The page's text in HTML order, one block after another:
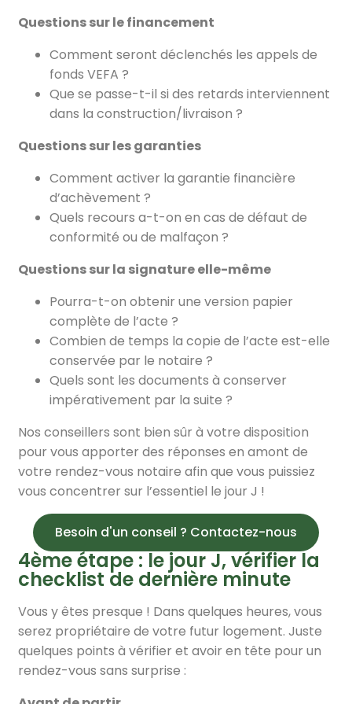
Questions sur le financement
Comment seront déclenchés les appels de
fonds VEFA ?
Que se passe-t-il si des retards interviennent
dans la construction/livraison ?
Questions sur les garanties
Comment activer la garantie financière
d’achèvement ?
Quels recours a-t-on en cas de défaut de
conformité ou de malfaçon ?
Questions sur la signature elle-même
Pourra-t-on obtenir une version papier
complète de l’acte ?
Combien de temps la copie de l’acte est-elle
conservée par le notaire ?
Quels sont les documents à conserver
impérativement par la suite ?
Nos conseillers sont bien sûr à votre disposition
pour vous apporter des réponses en amont de
votre rendez-vous notaire afin que vous puissiez
vous concentrer sur l’essentiel le jour J !
Besoin d'un conseil ? Contactez-nous
4ème étape : le jour J, vérifier la
checklist de dernière minute
Vous y êtes presque ! Dans quelques heures, vous
serez propriétaire de votre futur logement. Juste
quelques points à vérifier et avoir en tête pour un
rendez-vous sans surprise :